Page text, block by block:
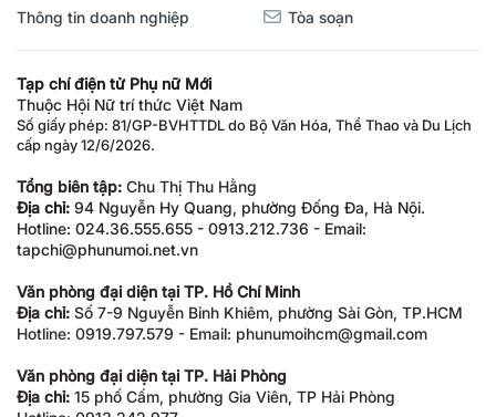
Thông tin doanh nghiệp Tòa soạn
Tạp chí điện tử Phụ nữ Mới
Thuộc Hội Nữ trí thức Việt Nam
Số giấy phép: 81/GP-BVHTTDL do Bộ Văn Hóa, Thể Thao và Du Lịch
cấp ngày 12/6/2026.
Tổng biên tập: Chu Thị Thu Hằng
Địa chỉ: 94 Nguyễn Hy Quang, phường Đống Đa, Hà Nội.
Hotline: 024.36.555.655 - 0913.212.736 - Email:
tapchi@phunumoi.net.vn
Văn phòng đại diện tại TP. Hồ Chí Minh
Địa chỉ: Số 7-9 Nguyễn Bỉnh Khiêm, phường Sài Gòn, TP.HCM
Hotline: 0919.797.579 - Email: phunumoihcm@gmail.com
Văn phòng đại diện tại TP. Hải Phòng
Địa chỉ: 15 phố Cấm, phường Gia Viên, TP Hải Phòng